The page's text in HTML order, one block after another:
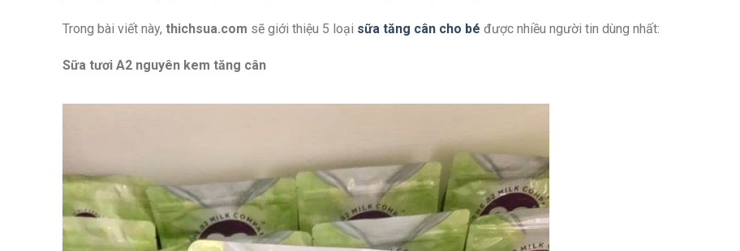
Trong bài viết này, thichsua.com sẽ giới thiệu 5 loại sữa tăng cân cho bé được nhiều người tin dùng nhất:
Sữa tươi A2 nguyên kem tăng cân